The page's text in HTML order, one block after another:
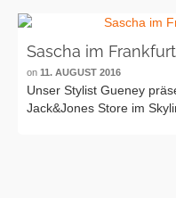
Sascha im
on 11. AUGUST 2016
Unser Stylist Gueney
Jack&Jones Store im